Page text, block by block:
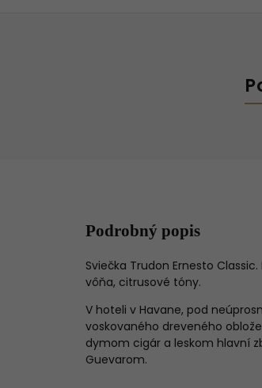
Podrobný popis
Sviečka Trudon Ernesto
vôňa, citrusové tóny.
V hoteli v Havane, pod
voskovaného dreveného
dymom cigár a leskom hlavní
Guevarom.